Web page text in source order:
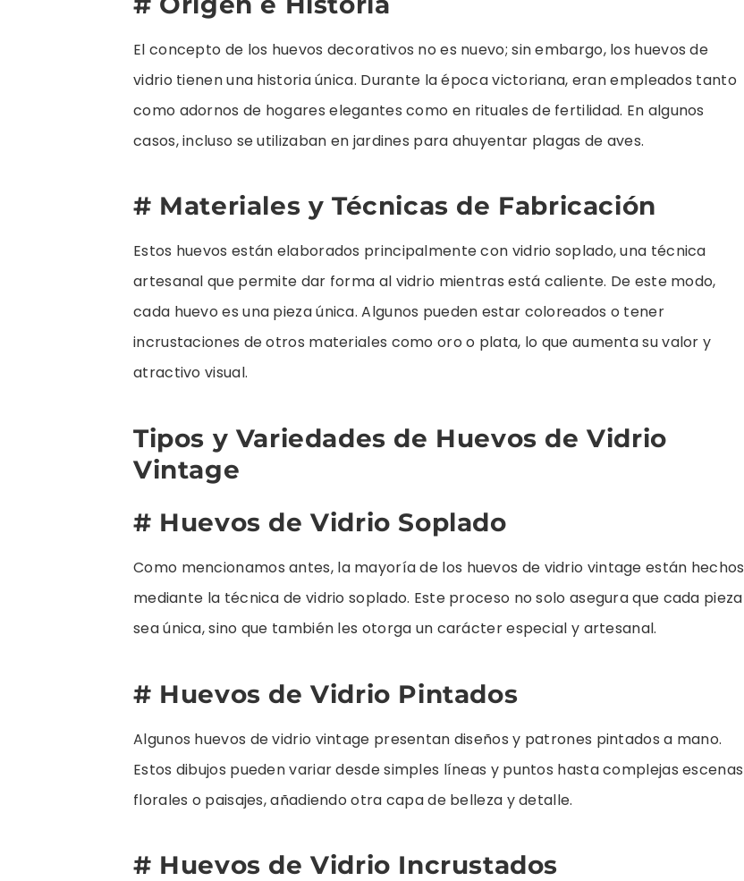
El concepto de los huevos decorativos no es nuevo; sin embargo, los huevos de
vidrio tienen una historia única. Durante la época victoriana, eran empleados tanto
como adornos de hogares elegantes como en rituales de fertilidad. En algunos
casos, incluso se utilizaban en jardines para ahuyentar plagas de aves.
# Materiales y Técnicas de Fabricación
Estos huevos están elaborados principalmente con vidrio soplado, una técnica
artesanal que permite dar forma al vidrio mientras está caliente. De este modo,
cada huevo es una pieza única. Algunos pueden estar coloreados o tener
incrustaciones de otros materiales como oro o plata, lo que aumenta su valor y
atractivo visual.
Tipos y Variedades de Huevos de Vidrio
Vintage
# Huevos de Vidrio Soplado
Como mencionamos antes, la mayoría de los huevos de vidrio vintage están hechos
mediante la técnica de vidrio soplado. Este proceso no solo asegura que cada pieza
sea única, sino que también les otorga un carácter especial y artesanal.
# Huevos de Vidrio Pintados
Algunos huevos de vidrio vintage presentan diseños y patrones pintados a mano.
Estos dibujos pueden variar desde simples líneas y puntos hasta complejas escenas
florales o paisajes, añadiendo otra capa de belleza y detalle.
# Huevos de Vidrio Incrustados